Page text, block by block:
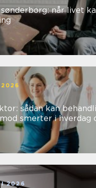
når livet
sådan kan
smerter i hverdag
2026